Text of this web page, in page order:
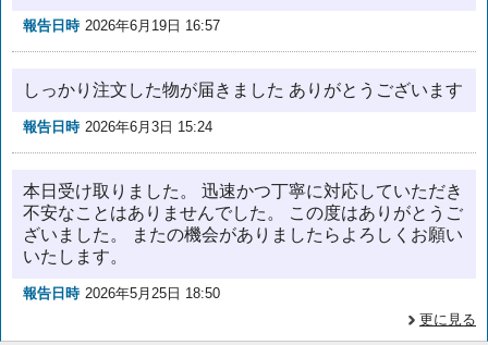
報告日時 2026年6月19日 16:57
しっかり注文した物が届きました ありがとうございます
報告日時 2026年6月3日 15:24
本日受け取りました。 迅速かつ丁寧に対応していただき
不安なことはありませんでした。 この度はありがとうご
ざいました。 またの機会がありましたらよろしくお願い
いたします。
報告日時 2026年5月25日 18:50
更に見る